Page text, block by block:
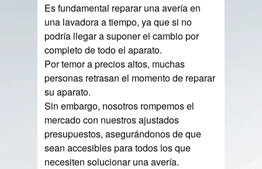
Es fundamental reparar una avería en
una lavadora a tiempo, ya que si no
podría llegar a suponer el cambio por
completo de todo el aparato.
Por temor a precios altos, muchas
personas retrasan el momento de reparar
su aparato.
Sin embargo, nosotros rompemos el
mercado con nuestros ajustados
presupuestos, asegurándonos de que
sean accesibles para todos los que
necesiten solucionar una avería.